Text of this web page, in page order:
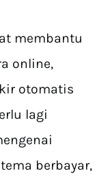
membantu
online,
otomatis
lagi
berbayar,